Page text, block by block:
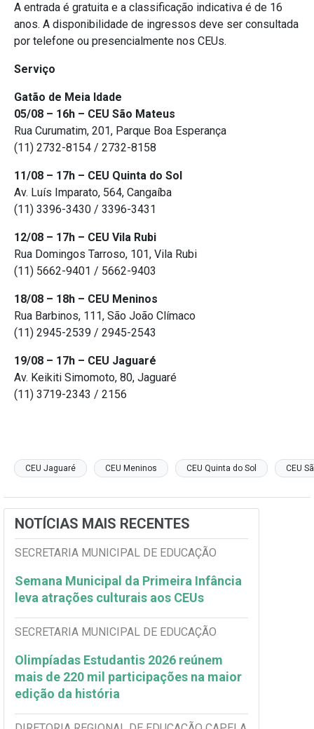
A entrada é gratuita e a classificação indicativa é de 16
anos. A disponibilidade de ingressos deve ser consultada
por telefone ou presencialmente nos CEUs.
Serviço
Gatão de Meia Idade
05/08 – 16h – CEU São Mateus
Rua Curumatim, 201, Parque Boa Esperança
(11) 2732-8154 / 2732-8158
11/08 – 17h – CEU Quinta do Sol
Av. Luís Imparato, 564, Cangaíba
(11) 3396-3430 / 3396-3431
12/08 – 17h – CEU Vila Rubi
Rua Domingos Tarroso, 101, Vila Rubi
(11) 5662-9401 / 5662-9403
18/08 – 18h – CEU Meninos
Rua Barbinos, 111, São João Clímaco
(11) 2945-2539 / 2945-2543
19/08 – 17h – CEU Jaguaré
Av. Keikiti Simomoto, 80, Jaguaré
(11) 3719-2343 / 2156
CEU Jaguaré CEU Meninos CEU Quinta do Sol CEU
NOTÍCIAS MAIS RECENTES
SECRETARIA MUNICIPAL DE EDUCAÇÃO
Semana Municipal da Primeira Infância
leva atrações culturais aos CEUs
SECRETARIA MUNICIPAL DE EDUCAÇÃO
Olimpíadas Estudantis 2026 reúnem
mais de 220 mil participações na maior
edição da história